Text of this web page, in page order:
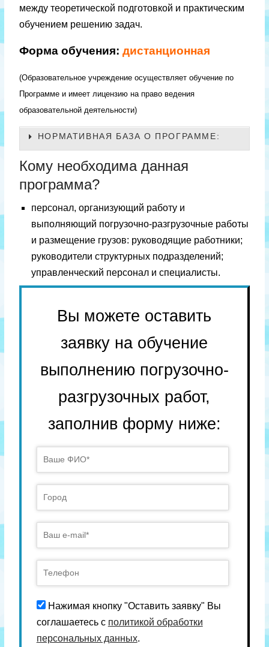
между теоретической подготовкой и практическим
обучением решению задач.
Форма обучения: дистанционная
(Образовательное учреждение осуществляет обучение по
Программе и имеет лицензию на право ведения
образовательной деятельности)
НОРМАТИВНАЯ БАЗА О ПРОГРАММЕ:
Кому необходима данная
программа?
персонал, организующий работу и
выполняющий погрузочно-разгрузочные работы
и размещение грузов: руководящие работники;
руководители структурных подразделений;
управленческий персонал и специалисты.
Вы можете оставить
заявку на обучение
выполнению погрузочно-
разгрузочных работ,
заполнив форму ниже:
Нажимая кнопку "Оставить заявку" Вы
соглашаетесь с политикой обработки
персональных данных.